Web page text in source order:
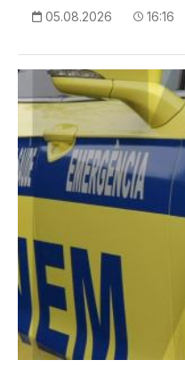
05.08.2026 16:16
Imagem